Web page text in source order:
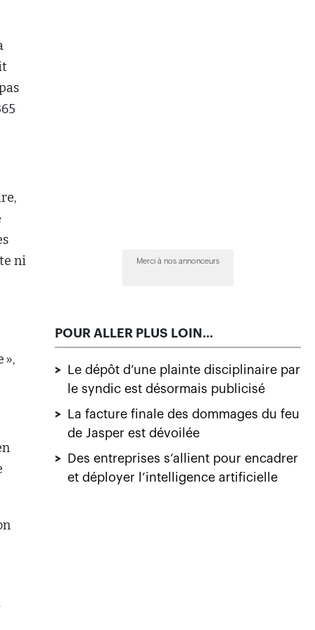
ni
»,
Merci à nos annonceurs
POUR ALLER PLUS LOIN...
>
Le dépôt d’une plainte disciplinaire par
le syndic est désormais publicisé
>
La facture finale des dommages du feu
de Jasper est dévoilée
>
Des entreprises s’allient pour encadrer
et déployer l’intelligence artificielle